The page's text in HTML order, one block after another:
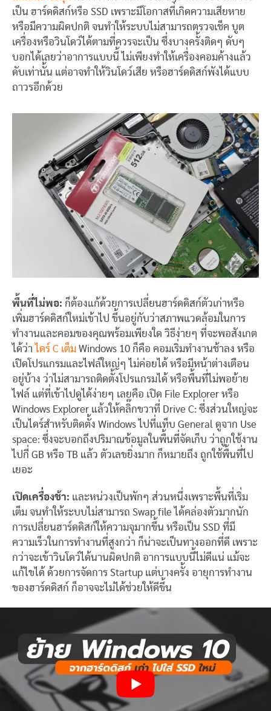
เป็น ฮาร์ดดิสก์หรือ SSD เพราะมีโอกาสที่เกิดความเสียหาย
หรือมีความผิดปกติ จนทำให้ระบบไม่สามารถตรวจเช็ค บูต
เครื่องหรือวินโดว์ได้ตามที่ควรจะเป็น ซึ่งบางครั้งติดๆ ดับๆ
บอกได้เลยว่าอาการแบบนี้ ไม่เพียงทำให้เครื่องคอมค้างแล้ว
ดับเท่านั้น แต่อาจทำให้วินโดว์เสีย หรือฮาร์ดดิสก์พังได้แบบ
ถาวรอีกด้วย
พื้นที่ไม่พอ: ก็ต้องแก้ด้วยการเปลี่ยนฮาร์ดดิสก์ตัวเก่าหรือ
เพิ่มฮาร์ดดิสก์ใหม่เข้าไป ขึ้นอยู่กับว่าสภาพแวดล้อมในการ
ทำงานและคอมของคุณพร้อมเพียงใด วิธีง่ายๆ ที่จะพอสังเกต
ได้ว่า ไดร์ C เต็ม Windows 10 ก็คือ คอมเริ่มทำงานช้าลง หรือ
เปิดโปรแกรมและไฟล์ใหญ่ๆ ไม่ค่อยได้ หรือมีหน้าต่างเตือน
อยู่บ้าง ว่าไม่สามารถติดตั้งโปรแกรมได้ หรือพื้นที่ไม่พอย้าย
ไฟล์ แต่ที่เข้าไปดูได้ง่ายๆ เลยคือ เปิด File Explorer หรือ
Windows Explorer แล้วให้คลิ๊กขวาที่ Drive C: ซึ่งส่วนใหญ่จะ
เป็นไดร์สำหรับติดตั้ง Windows ไปที่แท็บ General ดูจาก Use
space: ซึ่งจะบอกถึงปริมาณข้อมูลในพื้นที่จัดเก็บ ว่าถูกใช้งาน
ไปกี่ GB หรือ TB แล้ว ตัวเลขยิ่งมาก ก็หมายถึง ถูกใช้พื้นที่ไป
เยอะ
เปิดเครื่องช้า: และหน่วงเป็นพักๆ ส่วนหนึ่งเพราะพื้นที่เริ่ม
เต็ม จนทำให้ระบบไม่สามารถ Swap file ได้คล่องตัวมากนัก
การเปลี่ยนฮาร์ดดิสก์ให้ความจุมากขึ้น หรือเป็น SSD ที่มี
ความเร็วในการทำงานที่สูงกว่า ก็น่าจะเป็นทางออกที่ดี เพราะ
กว่าจะเข้าวินโดว์ได้นานผิดปกติ อาการแบบนี้ไม่ดีแน่ แม้จะ
แก้ไขได้ ด้วยการจัดการ Startup แต่บางครั้ง อายุการทำงาน
ของฮาร์ดดิสก์ ก็อาจจะไม่ได้ช่วยให้ดีขึ้น